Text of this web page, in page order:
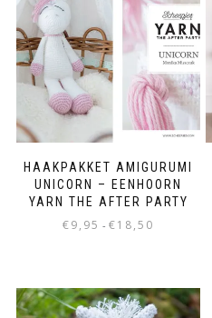
HAAKPAKKET AMIGURUMI
UNICORN – EENHOORN
YARN THE AFTER PARTY
€9,95 - €18,50